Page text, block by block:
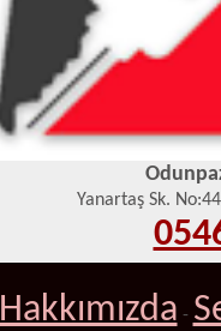
Yanartaş Sk.
Hakkımızda -